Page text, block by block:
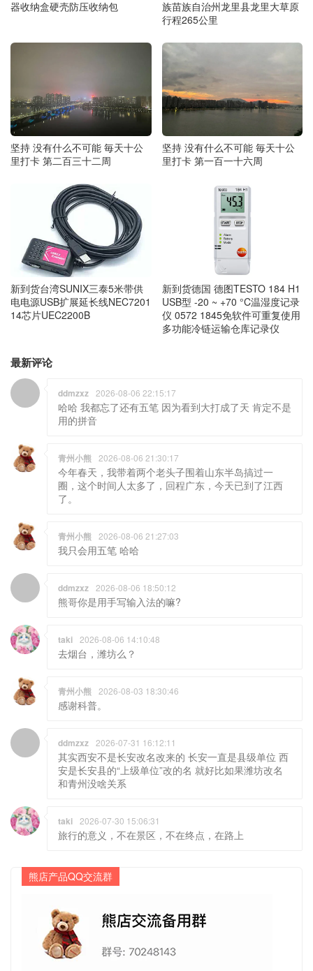
器收纳盒硬壳防压收纳包
族苗族自治州龙里县龙里大草原
行程265公里
坚持 没有什么不可能 毎天十公
里打卡 第二百三十二周
坚持 没有什么不可能 毎天十公
里打卡 第一百一十六周
新到货台湾SUNIX三泰5米带供
电电源USB扩展延长线NEC7201
14芯片UEC2200B
新到货德国 德图TESTO 184 H1
USB型 -20 ~ +70 °C温湿度记录
仪 0572 1845免软件可重复使用
多功能冷链运输仓库记录仪
最新评论
ddmzxz 2026-08-06 22:15:17
哈哈 我都忘了还有五笔 因为看到大打成了天 肯定不是
用的拼音
青州小熊 2026-08-06 21:30:17
今年春天，我带着两个老头子围着山东半岛搞过一
圈，这个时间人太多了，回程广东，今天已到了江西
了。
青州小熊 2026-08-06 21:27:03
我只会用五笔 哈哈
ddmzxz 2026-08-06 18:50:12
熊哥你是用手写输入法的嘛?
taki 2026-08-06 14:10:48
去烟台，潍坊么？
青州小熊 2026-08-03 18:30:46
感谢科普。
ddmzxz 2026-07-31 16:12:11
其实西安不是长安改名改来的 长安一直是县级单位 西
安是长安县的“上级单位”改的名 就好比如果潍坊改名
和青州没啥关系
taki 2026-07-30 15:06:31
旅行的意义，不在景区，不在终点，在路上
熊店产品QQ交流群